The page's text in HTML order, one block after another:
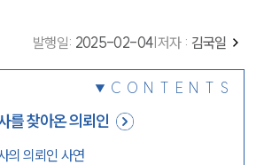
발행일: 2025-02-04 저자 : 김국일
CONTENTS
를 찾아온 의뢰인
의 의뢰인 사연